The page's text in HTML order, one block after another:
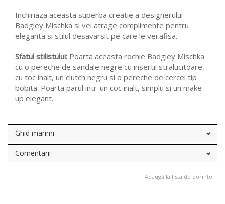
Inchiriaza aceasta superba creatie a designerului
Badgley Mischka si vei atrage complimente pentru
eleganta si stilul desavarsit pe care le vei afisa.
Sfatul stilistului: Poarta aceasta rochie Badgley Mischka
cu o pereche de sandale negre cu insertii stralucitoare,
cu toc inalt, un clutch negru si o pereche de cercei tip
bobita. Poarta parul intr-un coc inalt, simplu si un make
up elegant.
Ghid marimi
Comentarii
Adaugă la lista de dorințe